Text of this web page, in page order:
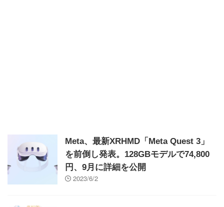
Meta、最新XRHMD「Meta Quest 3」
を前倒し発表。128GBモデルで74,800
円、9月に詳細を公開
2023/6/2